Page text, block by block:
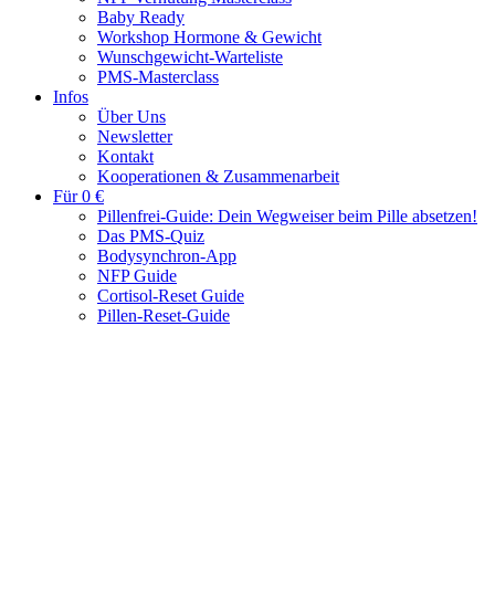
Baby Ready
Workshop Hormone & Gewicht
Wunschgewicht-Warteliste
PMS-Masterclass
Infos
Über Uns
Newsletter
Kontakt
Kooperationen & Zusammenarbeit
Für 0 €
Pillenfrei-Guide: Dein Wegweiser beim Pille absetzen!
Das PMS-Quiz
Bodysynchron-App
NFP Guide
Cortisol-Reset Guide
Pillen-Reset-Guide